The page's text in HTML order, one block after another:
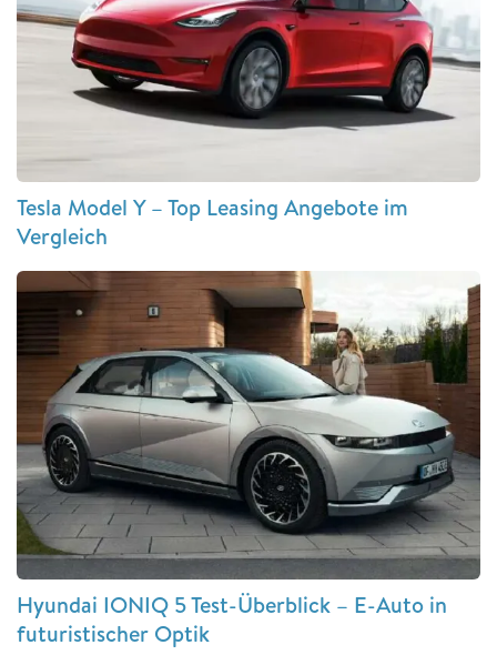
Tesla Model Y – Top Leasing Angebote im
Vergleich
Hyundai IONIQ 5 Test-Überblick – E-Auto in
futuristischer Optik